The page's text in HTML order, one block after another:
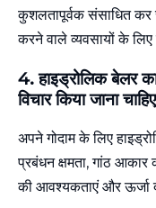
कुशलतापूर्वक संसाधित कर
करने वाले व्यवसायों के
4. हाइड्रोलिक बेलर
विचार किया जाना
अपने गोदाम के लिए
प्रबंधन क्षमता, गांठ
की आवश्यकताएं और ऊर्जा